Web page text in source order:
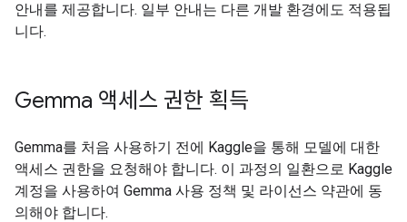
안내를 제공합니다. 일부 안내는 다른 개발 환경에도 적용됩
니다.
Gemma 액세스 권한 획득
Gemma를 처음 사용하기 전에 Kaggle을 통해 모델에 대한
액세스 권한을 요청해야 합니다. 이 과정의 일환으로 Kaggle
계정을 사용하여 Gemma 사용 정책 및 라이선스 약관에 동
의해야 합니다.